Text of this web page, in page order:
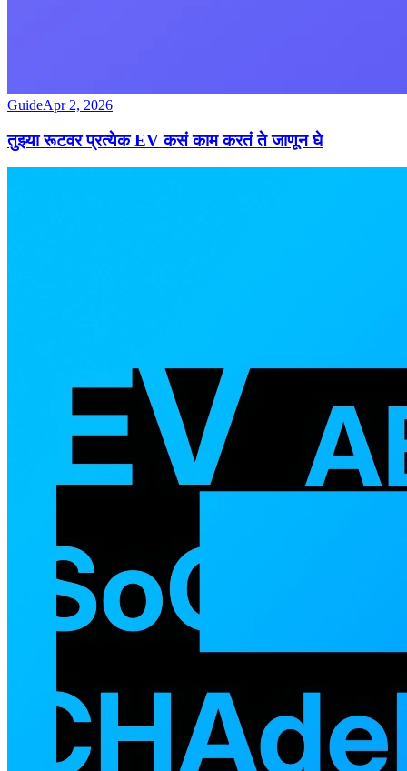
GuideApr 2, 2026
तुझ्या रूटवर प्रत्येक EV कसं काम करतं ते जाणून घे